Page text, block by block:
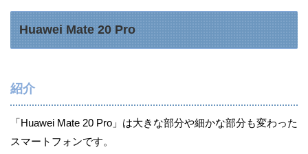
Huawei Mate 20 Pro
紹介
「Huawei Mate 20 Pro」は大きな部分や細かな部分も変わった
スマートフォンです。